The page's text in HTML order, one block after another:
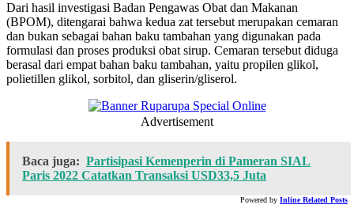
Dari hasil investigasi Badan Pengawas Obat dan Makanan
(BPOM), ditengarai bahwa kedua zat tersebut merupakan cemaran
dan bukan sebagai bahan baku tambahan yang digunakan pada
formulasi dan proses produksi obat sirup. Cemaran tersebut diduga
berasal dari empat bahan baku tambahan, yaitu propilen glikol,
polietillen glikol, sorbitol, dan gliserin/gliserol.
Advertisement
Baca juga: Partisipasi Kemenperin di Pameran SIAL
Paris 2022 Catatkan Transaksi USD33,5 Juta
Powered by Inline Related Posts